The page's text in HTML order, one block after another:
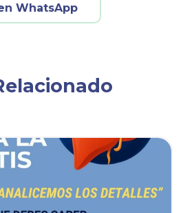
WhatsApp
Ver noticia